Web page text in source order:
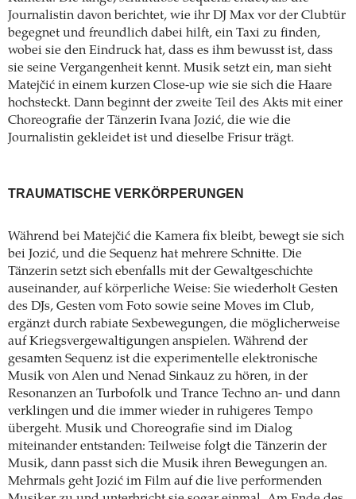
Journalistin davon ­berichtet, wie ihr DJ Max vor der Clubtür
begegnet und freundlich dabei hilft, ein Taxi zu finden,
wobei sie den Eindruck hat, dass es ihm bewusst ist, dass
sie seine Vergangenheit kennt. Musik setzt ein, man sieht
Matejčić in einem kurzen Close-up wie sie sich die Haare
hochsteckt. Dann beginnt der zweite Teil des Akts mit einer
Choreografie der Tänzerin Ivana Jozić, die wie die
Journalistin gekleidet ist und dieselbe Frisur trägt.
TRAUMATISCHE VERKÖRPERUNGEN
Während bei Matejčić die Kamera fix bleibt, bewegt sie sich
bei Jozić, und die Sequenz hat mehrere Schnitte. Die
Tänzerin setzt sich ebenfalls mit der Gewaltgeschichte
auseinander, auf körperliche Weise: Sie wiederholt Gesten
des DJs, Gesten vom Foto sowie seine Moves im Club,
ergänzt durch rabiate Sexbewegungen, die möglicherweise
auf Kriegsvergewaltigungen anspielen. Während der
gesamten Sequenz ist die experimentelle elektronische
Musik von Alen und Nenad Sinkauz zu hören, in der
Resonanzen an Turbofolk und Trance Techno an- und dann
verklingen und die immer wieder in ruhigeres Tempo
übergeht. Musik und Choreografie sind im Dialog
miteinander entstanden: Teilweise folgt die Tänzerin der
Musik, dann passt sich die Musik ihren Bewegungen an.
Mehrmals geht Jozić im Film auf die live performenden